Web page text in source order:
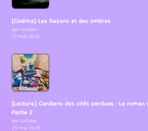
[Cinéma] Les Rayons et des ombres
par LuCioLe
27 mai 2026
[Lecture] Gardiens des cités perdues : Le roman
Partie 2
par LuCioLe
25 mai 2026